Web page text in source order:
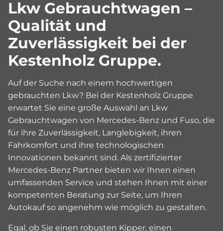
Lkw Gebrauchtwagen –
Qualität und
Zuverlässigkeit bei der
Kestenholz Gruppe.
Auf der Suche nach einem hochwertigen
gebrauchten Lkw? Bei der Kestenholz Gruppe
erwartet Sie eine große Auswahl an Lkw
Gebrauchtwagen von Mercedes-Benz und Fuso, die
für ihre Zuverlässigkeit, Langlebigkeit, ihren
Fahrkomfort und ihre technologischen
Innovationen bekannt sind. Als zertifizierter
Mercedes-Benz Partner bieten wir Ihnen einen
umfassenden Service und stehen Ihnen mit einer
kompetenten Beratung zur Seite, um Ihren
Autokauf so angenehm wie möglich zu gestalten.
Egal, ob Sie einen robusten Kipper, einen